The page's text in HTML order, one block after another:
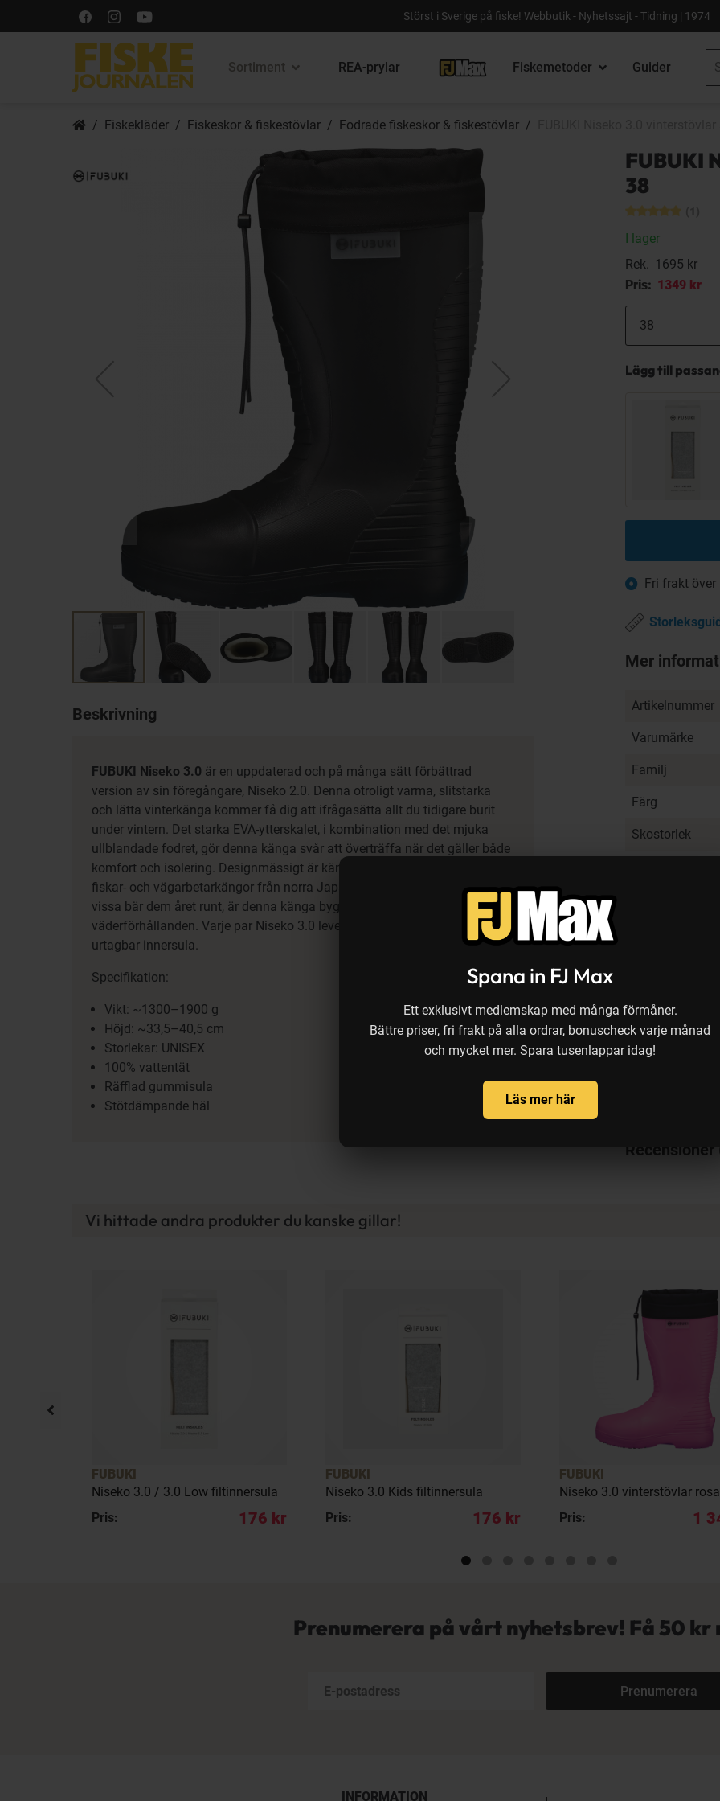
Spana in FJ Max
Ett exklusivt medlemskap med många förmåner.
Bättre priser, fri frakt på alla ordrar, bonuscheck varje månad
och mycket mer. Spara tusenlappar idag!
Läs mer här
Störst i Sverige på fiske! Webbutik - Nyhetssajt - Tidning | 1974
Sortiment REA-prylar Fiskemetoder Guider
Fiskekläder Fiskeskor & fiskestövlar Fodrade fiskeskor & fiskestövlar
Beskrivning
FUBUKI Niseko 3.0 är en uppdaterad och på många sätt förbättrad
version av sin föregångare, Niseko 2.0. Denna otroligt varma, slitstarka
och lätta vinterkänga kommer få dig att ifrågasätta allt du tidigare burit
under vintern. Det starka EVA-ytterskalet, i kombination med det mjuka
ullblandade fodret, gör denna känga svår att överträffa när det gäller både
komfort och isolering. Designmässigt är kängan inspirerad av traditionella
fiskar- och vägarbetarkängor från norra Japan. Med andra ord, även om
vissa bär dem året runt, är denna känga byggd för hårda, snöiga
väderförhållanden. Varje par Niseko 3.0 levereras med en tvålagers
urtagbar innersula.
Specifikation:
Vikt: ~1300–1900 g
Höjd: ~33,5–40,5 cm
Storlekar: UNISEX
100% vattentät
Räfflad gummisula
Stötdämpande häl
FUBUKI
38
I lager
Rek. 1695 kr
Pris: 1349 kr
Lägg till
Fri frakt över
Mer
Artikelnummer
Varumärke
Familj
Färg
Skostorlek
Andas -
(g/m²/24 h)
Recensioner
Vi hittade andra produkter du kanske gillar!
FUBUKI
Niseko 3.0 / 3.0 Low filtinnersula
Pris:
176 kr
FUBUKI
Niseko 3.0 Kids filtinnersula
Pris:
176 kr
FUBUKI
Niseko 3.0 vinterstövlar rosa
Pris:
1
Prenumerera på vårt nyhetsbrev! Få50 kr
Prenumerera
INFORMATION